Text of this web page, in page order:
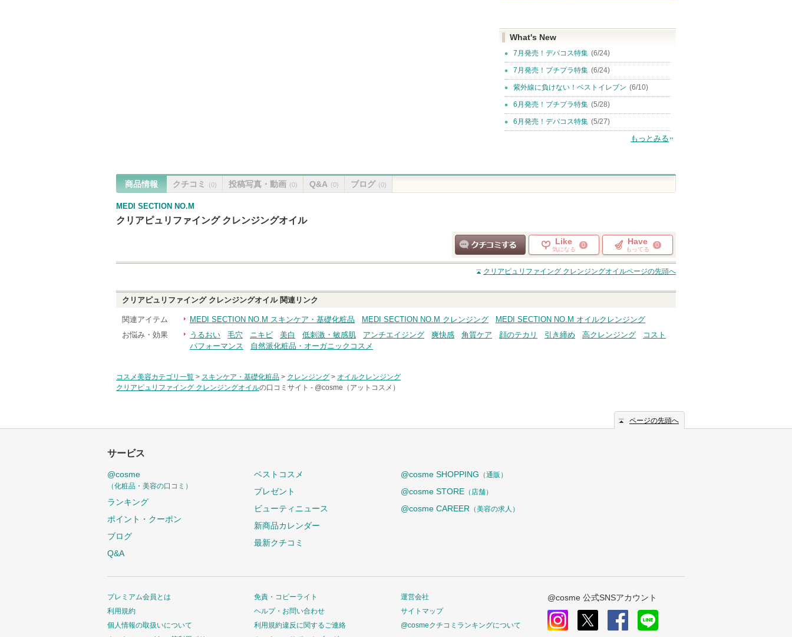
What's New
7月発売！デパコス特集 (6/24)
7月発売！プチプラ特集 (6/24)
紫外線に負けない！ベストイレブン (6/10)
6月発売！プチプラ特集 (5/28)
6月発売！デパコス特集 (5/27)
もっとみる
商品情報 クチコミ (0) 投稿写真・動画 (0) Q&A (0) ブログ (0)
MEDI SECTION NO.M
クリアピュリファイング クレンジングオイル
クチコミする
Like
気になる
0 Have
もってる
0
クリアピュリファイング クレンジングオイルページの先頭へ
クリアピュリファイング クレンジングオイル関連リンク
関連アイテム MEDI SECTION NO.M スキンケア・基礎化粧品 MEDI SECTION NO.M クレンジング
MEDI SECTION NO.M オイルクレンジング
お悩み・効果
うるおい 毛穴 ニキビ 美白 低刺激・敏感肌 アンチエイジング 爽快感 角質ケア 顔のテカリ 引き締め 高クレンジング
コスト
パフォーマンス
自然派化粧品・オーガニックコスメ
コスメ美容カテゴリ一覧 > スキンケア・基礎化粧品 > クレンジング > オイルクレンジング
クリアピュリファイング クレンジングオイルの口コミサイト - @cosme（アットコスメ）
ページの先頭へ
サービス
@cosme
（化粧品・美容の口コミ）
ランキング
ポイント・クーポン
ブログ
Q&A
ベストコスメ
プレゼント
ビューティニュース
新商品カレンダー
最新クチコミ
@cosme SHOPPING （通販）
@cosme STORE （店舗）
@cosme CAREER （美容の求人）
プレミアム会員とは
利用規約
個人情報の取扱いについて
免責・コピーライト
ヘルプ・お問い合わせ
利用規約違反に関するご連絡
運営会社
サイトマップ
@cosmeクチコミランキングについて
@cosme 公式SNSアカウント